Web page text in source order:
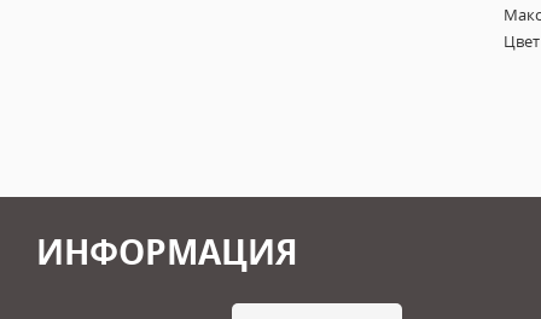
ИНФОРМАЦИЯ